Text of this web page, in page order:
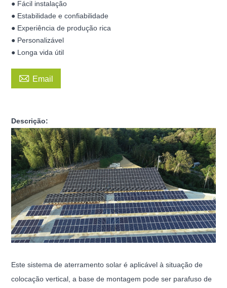
● Fácil instalação
● Estabilidade e confiabilidade
● Experiência de produção rica
● Personalizável
● Longa vida útil
 Email
Descrição:
Este sistema de aterramento solar é aplicável à situação de
colocação vertical, a base de montagem pode ser parafuso de